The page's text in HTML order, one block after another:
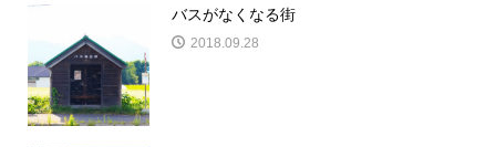
バスがなくなる街
2018.09.28